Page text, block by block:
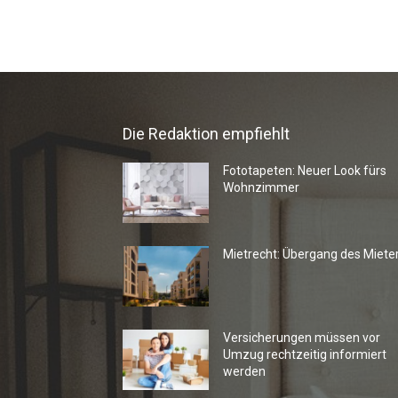
Die Redaktion empfiehlt
Fototapeten: Neuer Look fürs
Wohnzimmer
Mietrecht: Übergang des
Versicherungen müssen vor
Umzug rechtzeitig informiert
werden